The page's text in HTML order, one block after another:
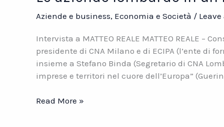
Aziende e business, Economia e Società /
Intervista a MATTEO REALE MATTEO REALE –
presidente di CNA Milano e di ECIPA (l’ente di
insieme a Stefano Binda (Segretario di CNA
imprese e territori nel cuore dell’Europa”
Le
Read More »